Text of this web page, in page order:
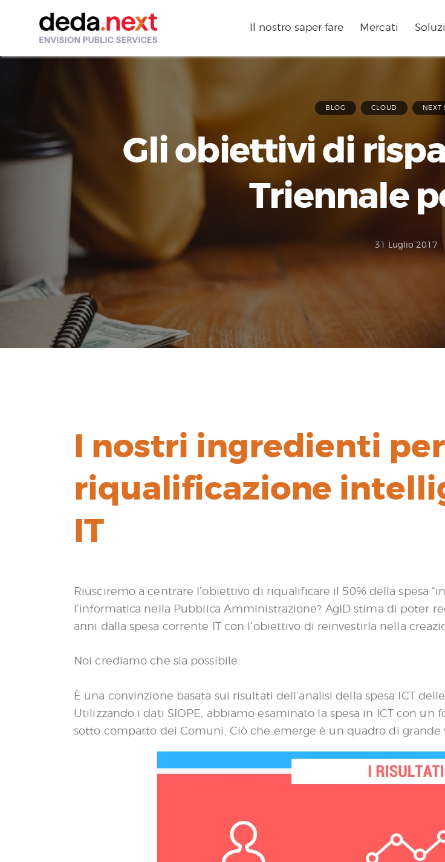
Il nostro saper fare Mercati
BLOG CLOUD NEXT
Gli obiettivi di
Triennale
31 Luglio 2017
I nostri ingredienti
riqualificazione
IT
Riusciremo a centrare l’obiettivo di riqualificare il 50% della spesa
l’informatica nella Pubblica Amministrazione? AgID stima di poter
anni dalla spesa corrente IT con l’obiettivo di reinvestirla nella
Noi crediamo che sia possibile.
È una convinzione basata sui risultati dell’analisi della spesa ICT
Utilizzando i dati SIOPE, abbiamo esaminato la spesa in ICT con
sotto comparto dei Comuni. Ciò che emerge è un quadro di grande